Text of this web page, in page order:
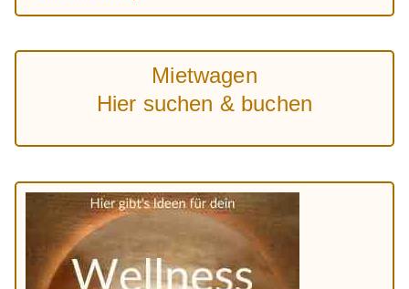
Mietwagen
Hier suchen & buchen